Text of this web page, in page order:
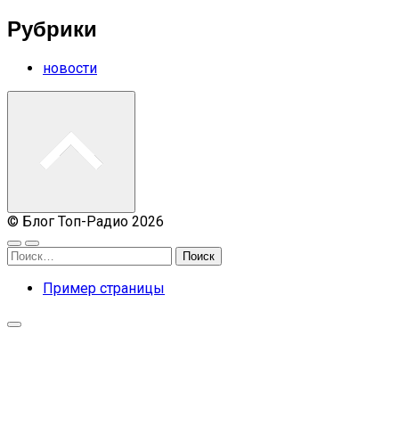
Рубрики
новости
© Блог Топ-Радио 2026
Найти:
Пример страницы